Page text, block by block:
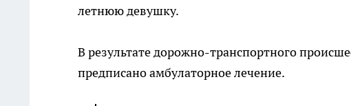
летнюю девушку.
В результате дорожно-транспортного
предписано амбулаторное лечение.